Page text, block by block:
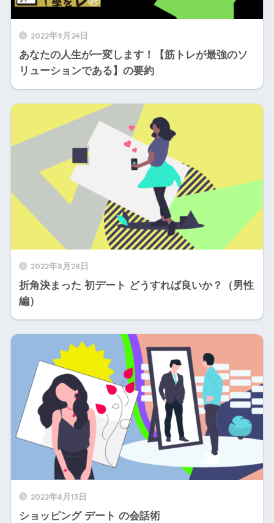
2022年9月24日
あなたの人生が一変します！【筋トレが最強のソ
リューションである】の要約
2022年8月28日
折角決まった 初デート どうすれば良いか？（男性
編）
2022年8月13日
ショッピング デート の会話術